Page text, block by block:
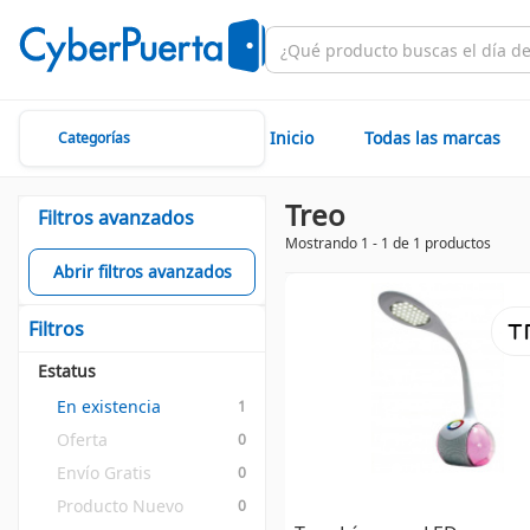
Categorías Inicio Todas las marcas
Filtros avanzados
Abrir filtros avanzados
Filtros
Estatus
En existencia
1
Oferta 0
Envío Gratis 0
Producto Nuevo 0
Treo
Mostrando 1 - 1 de 1 productos